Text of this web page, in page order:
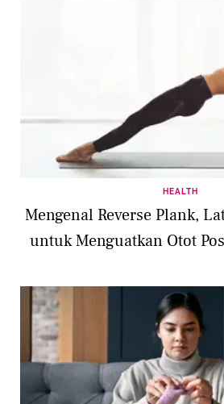
HEALTH
Mengenal Reverse Plank,
untuk Menguatkan Otot